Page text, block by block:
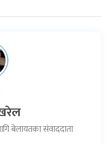
बेलायतका संवाददाता